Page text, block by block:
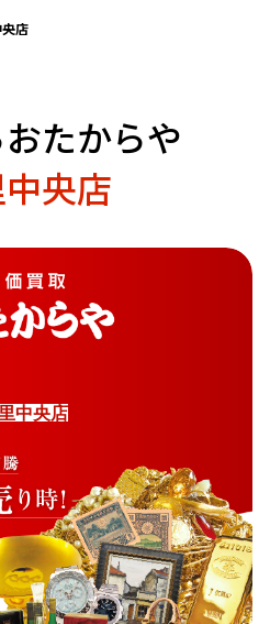
店
たからや
央店
中央店